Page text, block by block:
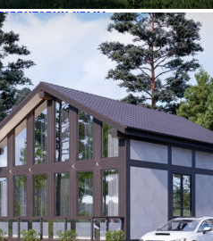
крым
крым
проекта дома
участка
фасада
на участок
безопасности